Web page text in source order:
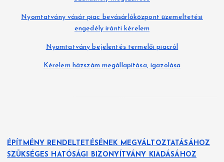
Nyomtatvány vásár piac bevásárlóközpont üzemeltetési
engedély iránti kérelem
Nyomtatvány bejelentés termelői piacról
Kérelem házszám megállapítása, igazolása
ÉPÍTMÉNY RENDELTETÉSÉNEK MEGVÁLTOZTATÁSÁHOZ
SZÜKSÉGES HATÓSÁGI BIZONYÍTVÁNY KIADÁSÁHOZ